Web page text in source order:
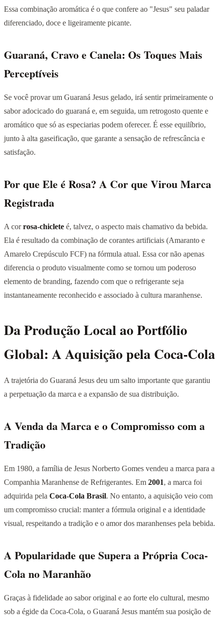
Essa combinação aromática é o que confere ao "Jesus" seu paladar
diferenciado, doce e ligeiramente picante.
Guaraná, Cravo e Canela: Os Toques Mais
Perceptíveis
Se você provar um Guaraná Jesus gelado, irá sentir primeiramente o
sabor adocicado do guaraná e, em seguida, um retrogosto quente e
aromático que só as especiarias podem oferecer. É esse equilíbrio,
junto à alta gaseificação, que garante a sensação de refrescância e
satisfação.
Por que Ele é Rosa? A Cor que Virou Marca
Registrada
A corrosa-chiclete é, talvez, o aspecto mais chamativo da bebida.
Ela é resultado da combinação de corantes artificiais (Amaranto e
Amarelo Crepúsculo FCF) na fórmula atual. Essa cor não apenas
diferencia o produto visualmente como se tornou um poderoso
elemento de branding, fazendo com que o refrigerante seja
instantaneamente reconhecido e associado à cultura maranhense.
Da Produção Local ao Portfólio
Global: A Aquisição pela Coca-Cola
A trajetória do Guaraná Jesus deu um salto importante que garantiu
a perpetuação da marca e a expansão de sua distribuição.
A Venda da Marca e o Compromisso com a
Tradição
Em 1980, a família de Jesus Norberto Gomes vendeu a marca para a
Companhia Maranhense de Refrigerantes. Em 2001, a marca foi
adquirida pela Coca-Cola Brasil. No entanto, a aquisição veio com
um compromisso crucial: manter a fórmula original e a identidade
visual, respeitando a tradição e o amor dos maranhenses pela bebida.
A Popularidade que Supera a Própria Coca-
Cola no Maranhão
Graças à fidelidade ao sabor original e ao forte elo cultural, mesmo
sob a égide da Coca-Cola, o Guaraná Jesus mantém sua posição de